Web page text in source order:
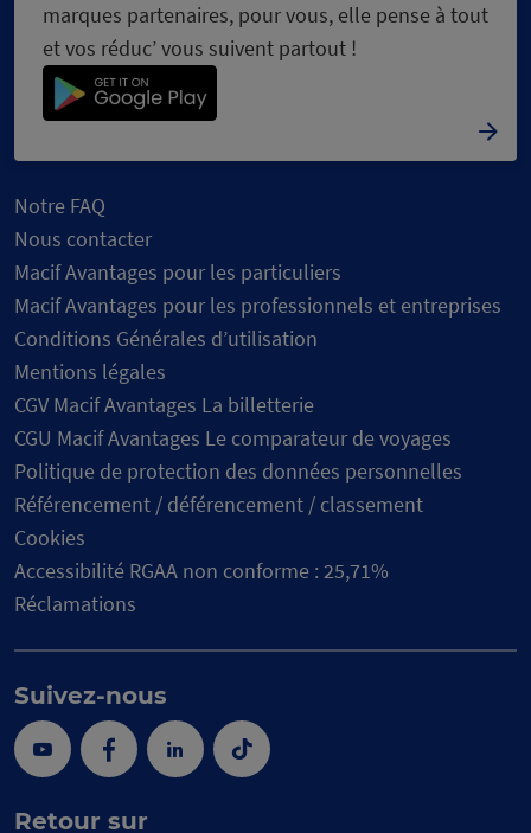
marques partenaires, pour vous, elle pense à tout
et vos réduc’ vous suivent partout !
Notre FAQ
Nous contacter
Macif Avantages pour les particuliers
Macif Avantages pour les professionnels et entreprises
Conditions Générales d’utilisation
Mentions légales
CGV Macif Avantages La billetterie
CGU Macif Avantages Le comparateur de voyages
Politique de protection des données personnelles
Référencement / déférencement / classement
Cookies
Accessibilité RGAA non conforme : 25,71%
Réclamations
Suivez-nous
YoutubeFacebookLinkedinTik
Tok
Retour sur